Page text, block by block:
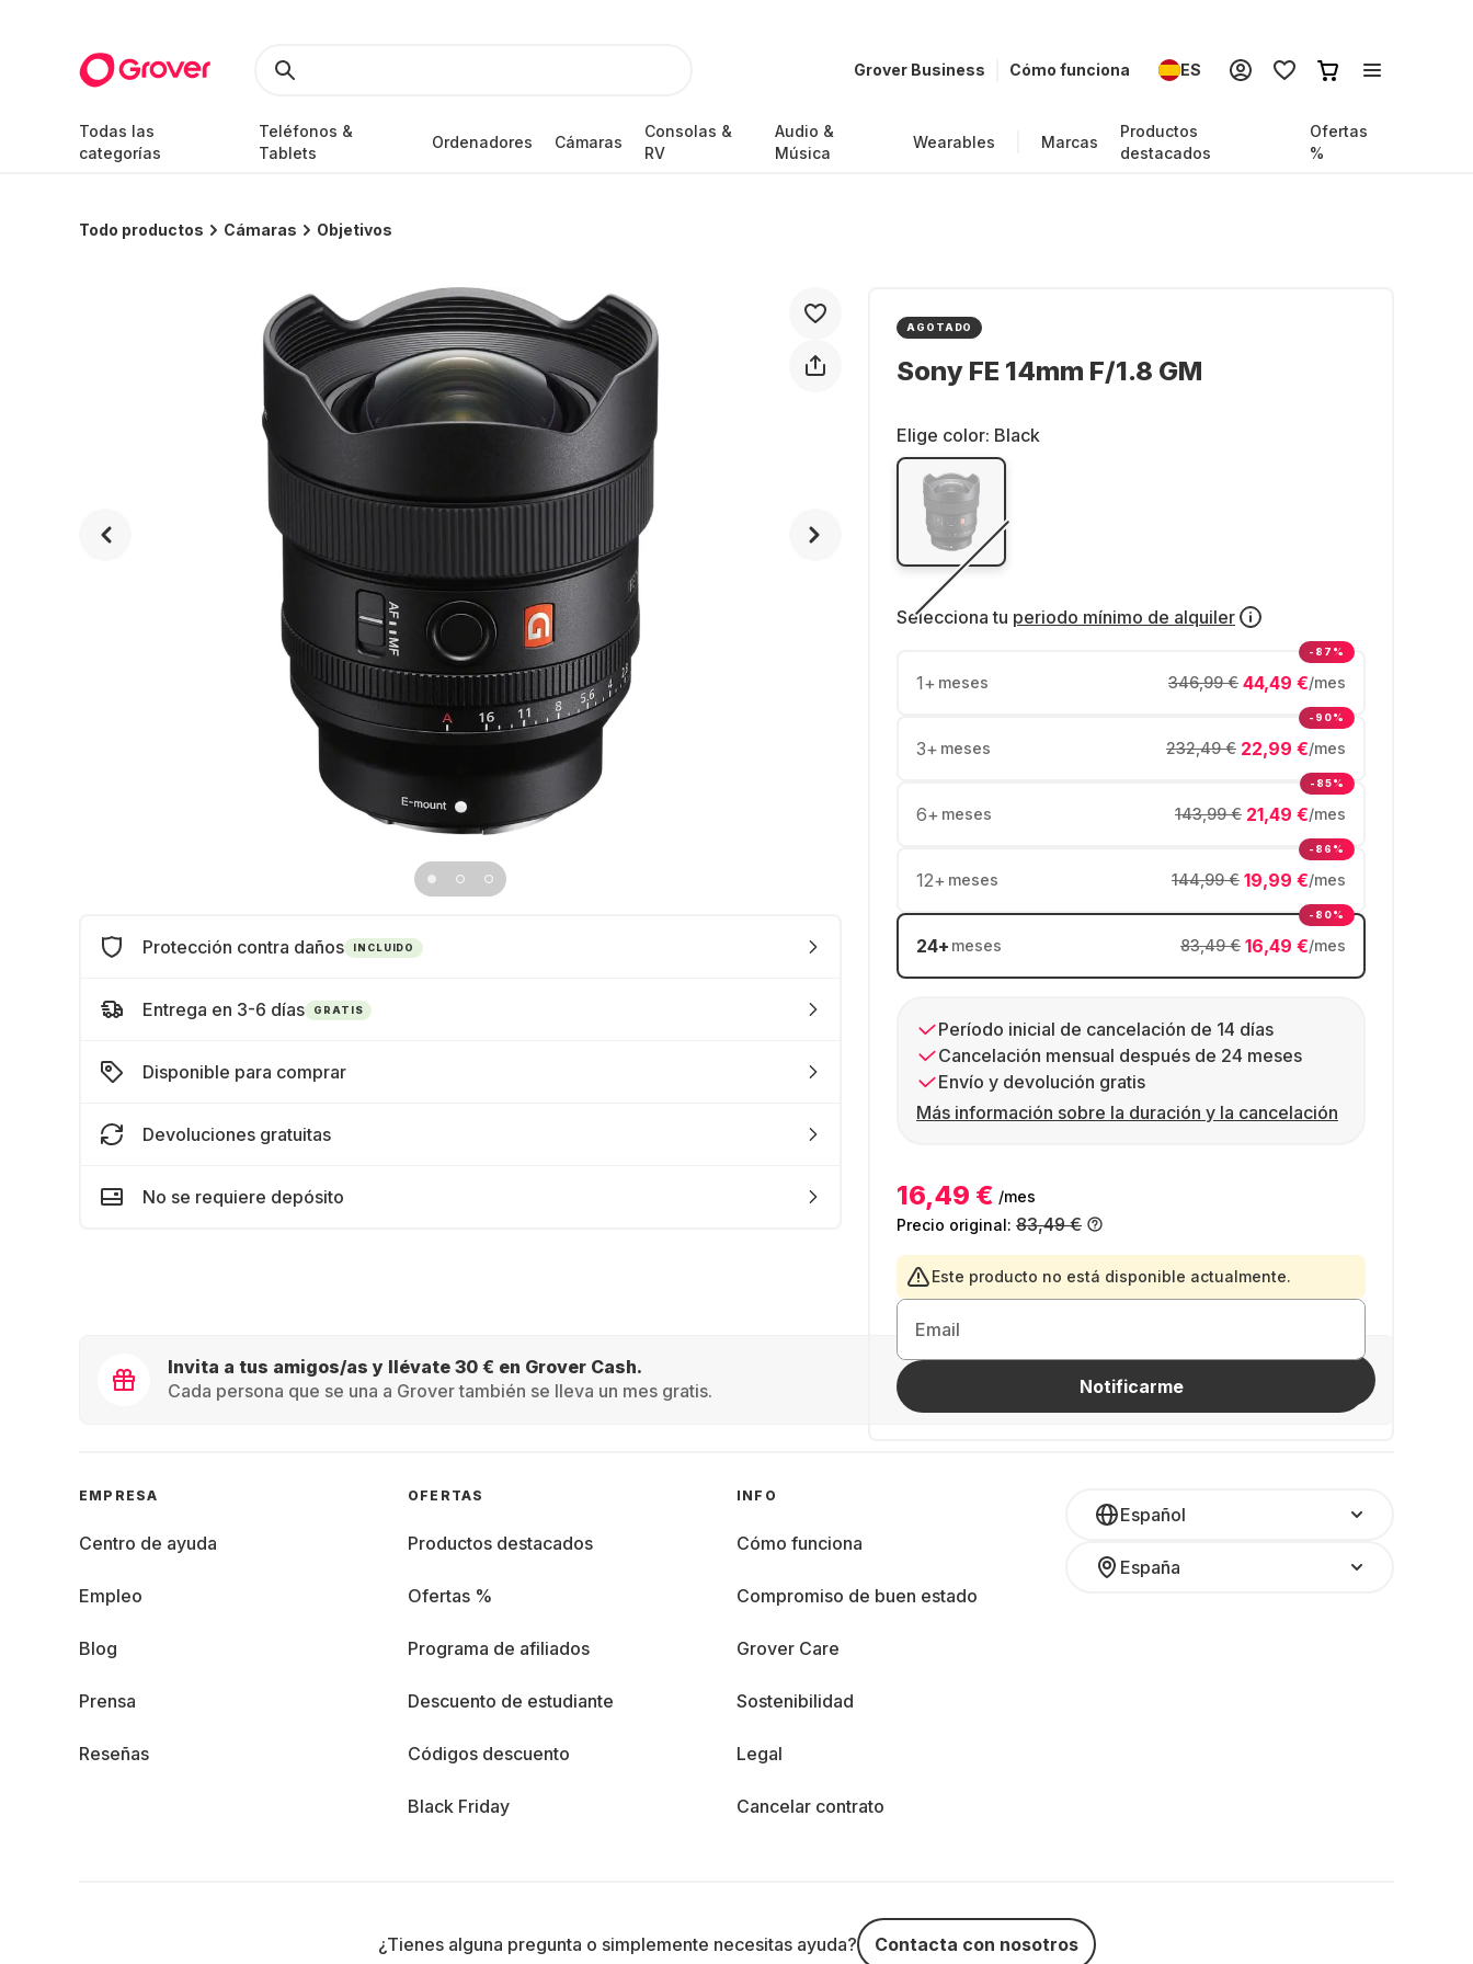
Grover Business Cómo funciona ES
Todas las
categorías
Teléfonos &
Tablets
Ordenadores Cámaras
Consolas &
RV
Audio &
Música
Wearables Marcas
Productos
destacados
Ofertas
%
Todo productos Cámaras Objetivos
AGOTADO
Sony FE 14mm F/1.8 GM
Elige color: Black
Selecciona tu periodo mínimo de alquiler
1+ meses 44,49 €/mes
346,99 €
-87%
3+ meses 22,99 €/mes
232,49 €
-90%
6+ meses 21,49 €/mes
143,99 €
-85%
12+ meses 19,99 €/mes
144,99 €
-86%
24+ meses 16,49 €/mes
83,49 €
-80%
Período inicial de cancelación de 14 días
Cancelación mensual después de 24 meses
Envío y devolución gratis
Más información sobre la duración y la cancelación
16,49 € /mes
Precio original: 83,49 €
Este producto no está disponible actualmente.
Email
Notificarme
Protección contra daños INCLUIDO
Entrega en 3-6 días GRATIS
Disponible para comprar
Devoluciones gratuitas
No se requiere depósito
Invita a tus amigos/as y llévate 30 € en Grover Cash.
Cada persona que se una a Grover también se lleva un mes gratis.
Español
España
EMPRESA
Centro de ayuda
Empleo
Blog
Prensa
Reseñas
OFERTAS
Productos destacados
Ofertas %
Programa de afiliados
Descuento de estudiante
Códigos descuento
Black Friday
INFO
Cómo funciona
Compromiso de buen estado
Grover Care
Sostenibilidad
Legal
Cancelar contrato
¿Tienes alguna pregunta o simplemente necesitas ayuda? Contacta con nosotros